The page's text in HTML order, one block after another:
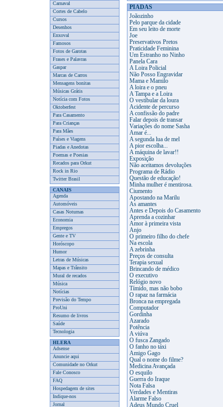
Carnaval
Cortes de Cabelo
Cursos
Desenhos
Enxoval
Famosos
Fotos de Garotas
Frases e Palavras
Gaspar
Marcas de Carros
Mensagens bonitas
Músicas Grátis
Notícia com Fotos
Oktoberfest
Para Casamento
Para Crianças
Para Mães
Países e Viagens
Piadas e Anedotas
Poemas e Poesias
Recados para Orkut
Rock in Rio
Twitter Brasil
CANAIS
Agenda
Automóveis
Casas Noturnas
Economia
Empregos
Gente e TV
Horóscopo
Humor
Letras de Músicas
Mapas e Trânsito
Mural de recados
Música
Notícias
Previsão do Tempo
ProUni
Resumo de livros
Saúde
Tecnologia
HLERA
Adsense
Anuncie aqui
Comunidade no Orkut
Fale Conosco
FAQ
Hospedagem de sites
Indique-nos
Jornal
PIADAS
Joãozinho
Pelo parque da cidade
Em seu leito de morte
Joe
Preservativos Pretos
Praticidade Feminina
Um Estranho no Ninho
Panela Cara
A Loira Policial
Não Posso Engravidar
Mama e Mamilo
A loira e o pneu
A Tampa e a Loira
O vestibular da loura
Acidente de percurso
A confissão do padre
Falar depois de transar
Variações do nome Sasha
Amar é...
A segunda lua de mel
A pior escolha...
A máquina de lavar!!
Exposição
Não aceitamos devoluções
Programa de Rádio
Questão de educação!
Minha mulher é mentirosa.
Ciumento
Apostando na Marilu
As amantes
Antes e Depois do Casamento
Aprenda a cozinhar
Amor à primeira vista
Anjo
O primeiro filho do chefe
Na escola
A zebrinha
Preços de consulta
Terapia sexual
Brincando de médico
O executivo
Relógio novo
Tímido, mas não bobo
O rapaz na farmácia
Bronca na empregada
Computador
Gordinha
Azarado
Potência
A viúva
O fusca Zangado
O fanho no táxi
Amigo Gago
Qual o nome do filme?
Medicina Avançada
O esquilo
Guerra do Iraque
Nota Falsa
Verdades e Mentiras
Alarme Falso
Adeus Mundo Cruel